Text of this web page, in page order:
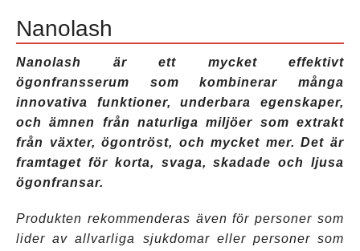
Nanolash
Nanolash är ett mycket effektivt
ögonfransserum som kombinerar många
innovativa funktioner, underbara egenskaper,
och ämnen från naturliga miljöer som extrakt
från växter, ögontröst, och mycket mer. Det är
framtaget för korta, svaga, skadade och ljusa
ögonfransar.
Produkten rekommenderas även för personer som
lider av allvarliga sjukdomar eller personer som